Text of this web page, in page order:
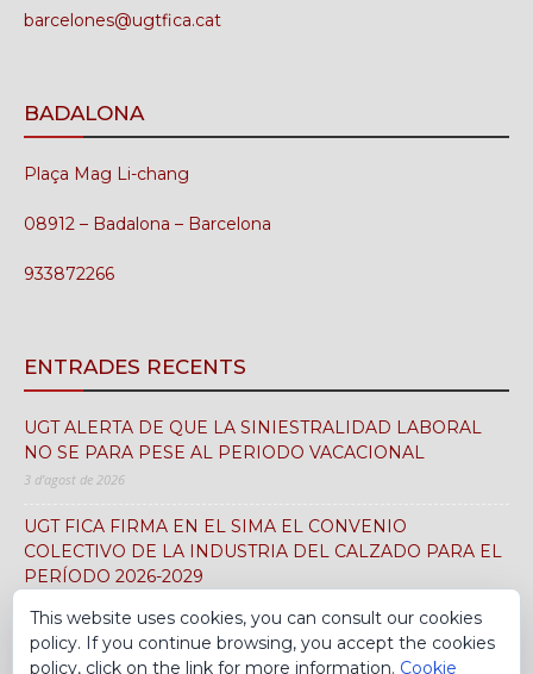
barcelones@ugtfica.cat
BADALONA
Plaça Mag Li-chang
08912 – Badalona – Barcelona
933872266
ENTRADES RECENTS
UGT ALERTA DE QUE LA SINIESTRALIDAD LABORAL
NO SE PARA PESE AL PERIODO VACACIONAL
3 d'agost de 2026
UGT FICA FIRMA EN EL SIMA EL CONVENIO
COLECTIVO DE LA INDUSTRIA DEL CALZADO PARA EL
PERÍODO 2026-2029
This website uses cookies, you can consult our cookies
policy. If you continue browsing, you accept the cookies
policy, click on the link for more information. Cookie